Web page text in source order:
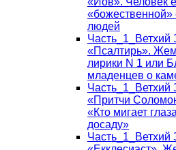
«божественной»
людей
Часть_1_Ветхий
«Псалтирь».
лирики N 1 или
младенцев о
Часть_1_Ветхий
«Притчи
«Кто мигает
досаду»
Часть_1_Ветхий